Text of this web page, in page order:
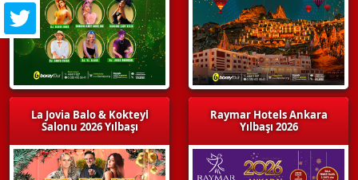
La Jovia Balo & Kokteyl
Salonu 2026 Yılbaşı
Raymar Hotels Ankara
Yılbaşı 2026